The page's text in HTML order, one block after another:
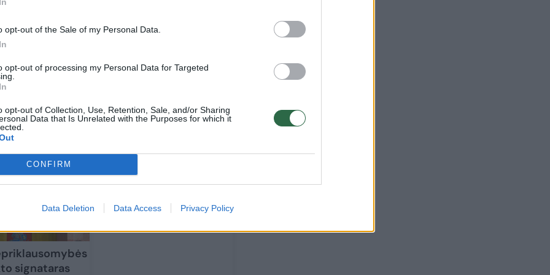
opt-out of the Sale of my Personal Data.
opt-out of processing my Personal Data for Targeted
opt-out of Collection, Use, Retention, Sale, and/or Sharing
Data that Is Unrelated with the Purposes for which it
CONFIRM
Data Deletion Data Access Privacy Policy
Seimo krikščionių demokratų frakcijos
Saudargo padėjėjas. 1996 m. jis dirbo
apsaugos ministerijos vyriausiuoju
signataras